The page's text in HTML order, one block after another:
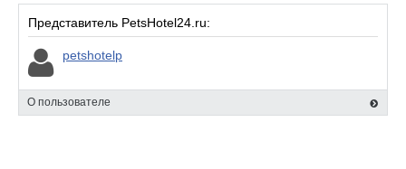
Представитель PetsHotel24.ru:
petshotelp
О пользователе